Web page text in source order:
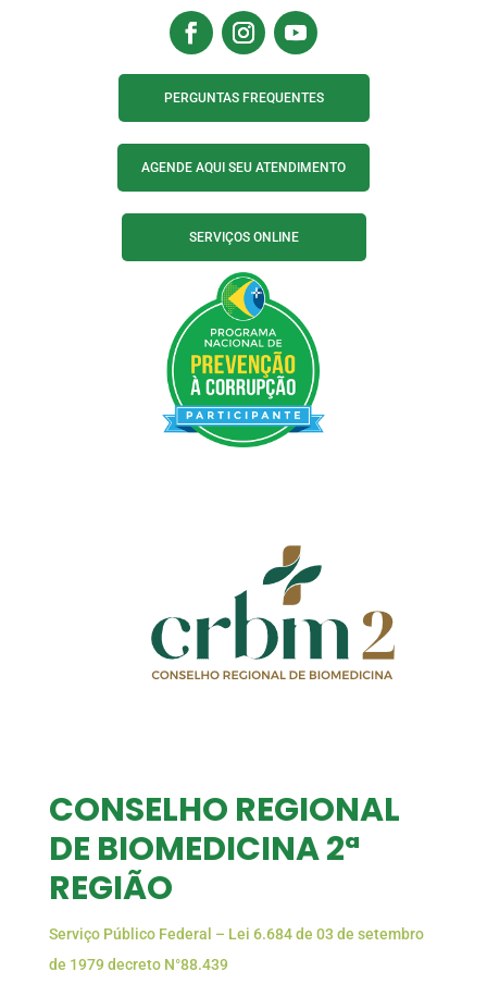
PERGUNTAS FREQUENTES
AGENDE AQUI SEU ATENDIMENTO
SERVIÇOS ONLINE
CONSELHO REGIONAL
DE BIOMEDICINA 2ª
REGIÃO
Serviço Público Federal – Lei 6.684 de 03 de setembro
de 1979 decreto N°88.439